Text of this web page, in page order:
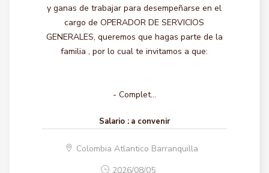
y ganas de trabajar para desempeñarse en el
cargo de OPERADOR DE SERVICIOS
GENERALES, queremos que hagas parte de la
familia , por lo cual te invitamos a que:
- Complet...
Salario : a convenir
Colombia Atlantico Barranquilla
2026/08/05